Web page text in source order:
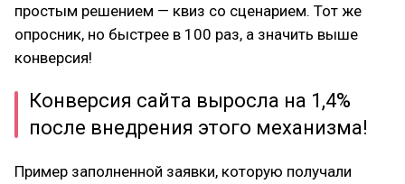
простым решением — квиз со сценарием. Тот же
опросник, но быстрее в 100 раз, а значить выше
конверсия!
Конверсия сайта выросла на 1,4%
после внедрения этого механизма!
Пример заполненной заявки, которую получали